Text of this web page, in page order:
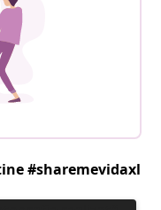
#sharemevidaxl